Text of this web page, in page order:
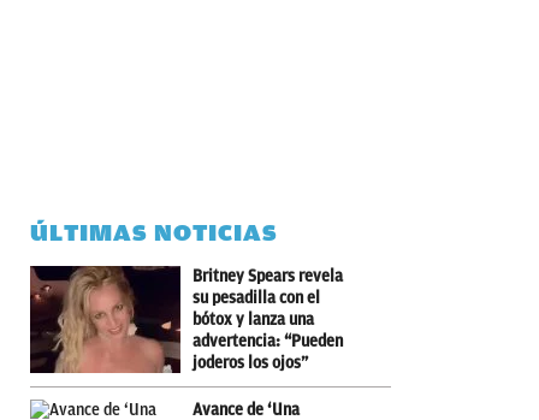
ÚLTIMAS NOTICIAS
Britney Spears revela
su pesadilla con el
bótox y lanza una
advertencia: “Pueden
joderos los ojos”
Avance de ‘Una